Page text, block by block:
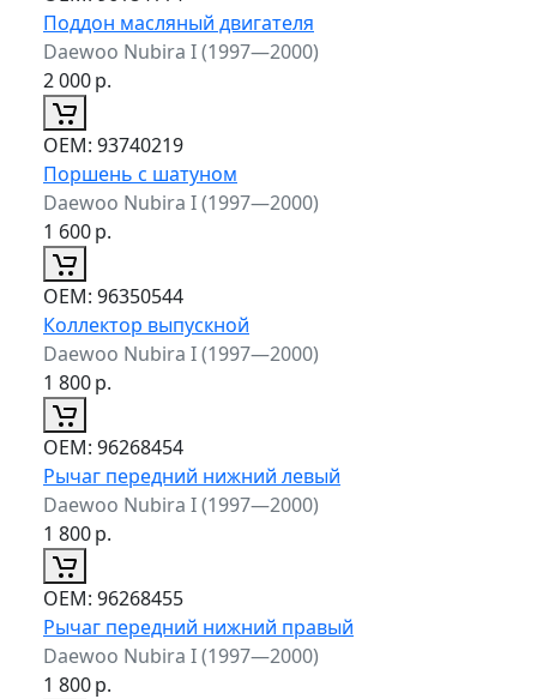
Поддон масляный двигателя
Daewoo Nubira I (1997—2000)
2 000р.
ОЕМ: 93740219
Поршень с шатуном
Daewoo Nubira I (1997—2000)
1 600р.
ОЕМ: 96350544
Коллектор выпускной
Daewoo Nubira I (1997—2000)
1 800р.
ОЕМ: 96268454
Рычаг передний нижний левый
Daewoo Nubira I (1997—2000)
1 800р.
ОЕМ: 96268455
Рычаг передний нижний правый
Daewoo Nubira I (1997—2000)
1 800р.